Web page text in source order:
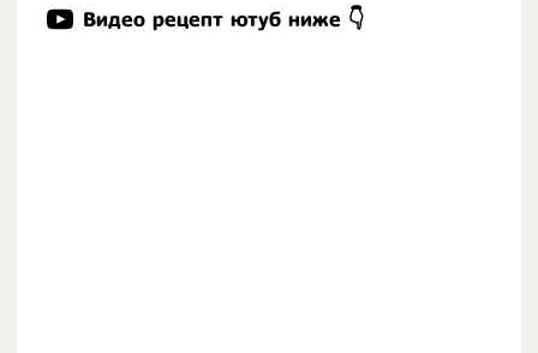
Видео рецепт ютуб ниже 👇